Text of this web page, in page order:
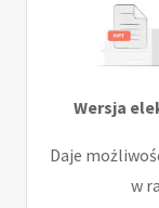
Wersja
Daje
w